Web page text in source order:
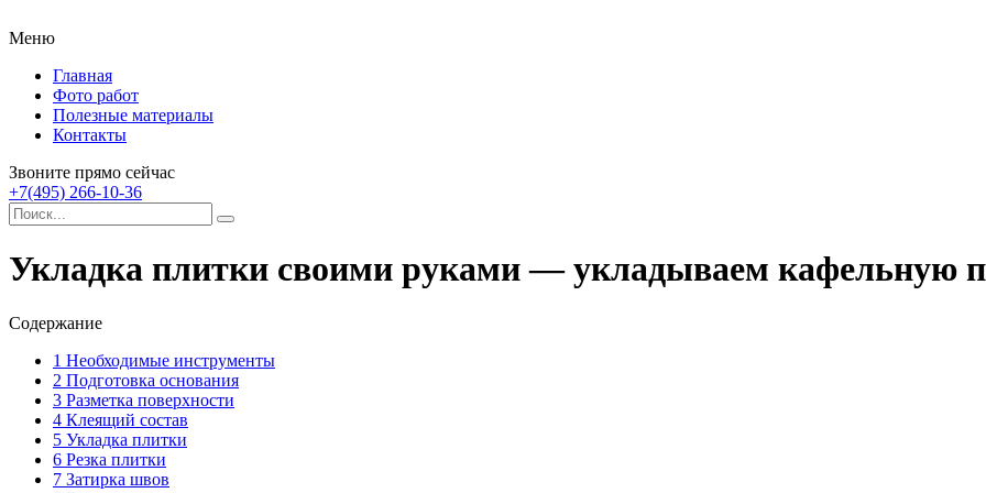
Меню
Главная
Фото работ
Полезные материалы
Контакты
Звоните прямо сейчас
+7(495) 266-10-36
Укладка плитки своими руками — укладываем кафельную
Содержание
1 Необходимые инструменты
2 Подготовка основания
3 Разметка поверхности
4 Клеящий состав
5 Укладка плитки
6 Резка плитки
7 Затирка швов